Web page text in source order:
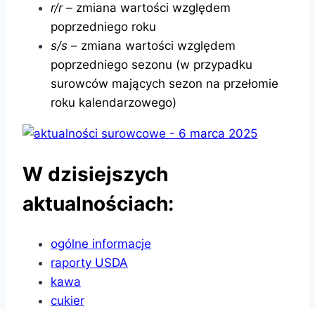
r/r– zmiana wartości względem
poprzedniego roku
s/s – zmiana wartości względem
poprzedniego sezonu (w przypadku
surowców mających sezon na przełomie
roku kalendarzowego)
W dzisiejszych
aktualnościach:
ogólne informacje
raporty USDA
kawa
cukier